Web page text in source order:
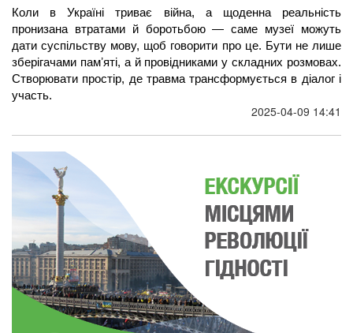
Коли в Україні триває війна, а щоденна реальність
пронизана втратами й боротьбою — саме музеї можуть
дати суспільству мову, щоб говорити про це. Бути не лише
зберігачами памʼяті, а й провідниками у складних розмовах.
Створювати простір, де травма трансформується в діалог і
участь.
2025-04-09 14:41